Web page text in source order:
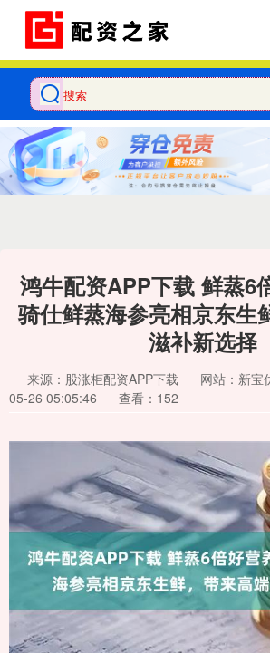
鸿牛配资APP下载 鲜蒸6
骑仕鲜蒸海参亮相京东生
滋补新选择
来源：股涨柜配资APP下载 网站：新宝
05-26 05:05:46
查看：152